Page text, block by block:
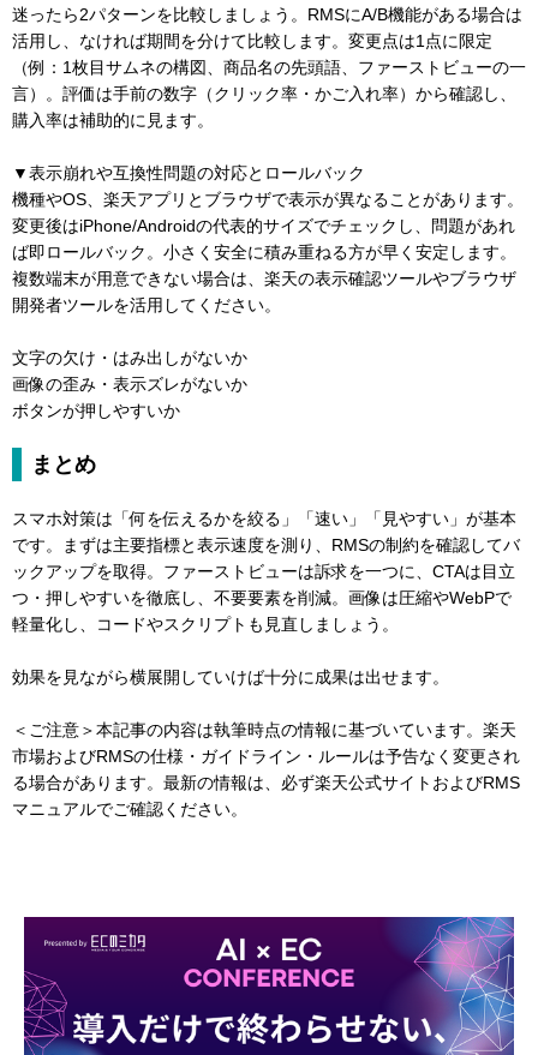
迷ったら2パターンを比較しましょう。RMSにA/B機能がある場合は
活用し、なければ期間を分けて比較します。変更点は1点に限定
（例：1枚目サムネの構図、商品名の先頭語、ファーストビューの一
言）。評価は手前の数字（クリック率・かご入れ率）から確認し、
購入率は補助的に見ます。
▼表示崩れや互換性問題の対応とロールバック
機種やOS、楽天アプリとブラウザで表示が異なることがあります。
変更後はiPhone/Androidの代表的サイズでチェックし、問題があれ
ば即ロールバック。小さく安全に積み重ねる方が早く安定します。
複数端末が用意できない場合は、楽天の表示確認ツールやブラウザ
開発者ツールを活用してください。
文字の欠け・はみ出しがないか
画像の歪み・表示ズレがないか
ボタンが押しやすいか
まとめ
スマホ対策は「何を伝えるかを絞る」「速い」「見やすい」が基本
です。まずは主要指標と表示速度を測り、RMSの制約を確認してバ
ックアップを取得。ファーストビューは訴求を一つに、CTAは目立
つ・押しやすいを徹底し、不要要素を削減。画像は圧縮やWebPで
軽量化し、コードやスクリプトも見直しましょう。
効果を見ながら横展開していけば十分に成果は出せます。
＜ご注意＞本記事の内容は執筆時点の情報に基づいています。楽天
市場およびRMSの仕様・ガイドライン・ルールは予告なく変更され
る場合があります。最新の情報は、必ず楽天公式サイトおよびRMS
マニュアルでご確認ください。